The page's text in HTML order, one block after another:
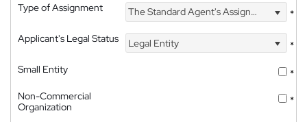
Type of Assignment The Standard Agent's Assignment
*
Applicant's Legal Status
Legal Entity
*
Small Entity
*
Non-Commercial
Organization
*